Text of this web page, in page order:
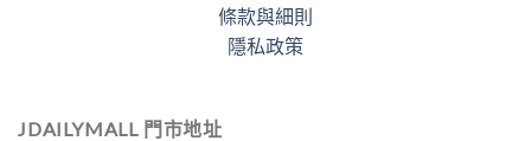
條款與細則
隱私政策
JDAILYMALL 門市地址